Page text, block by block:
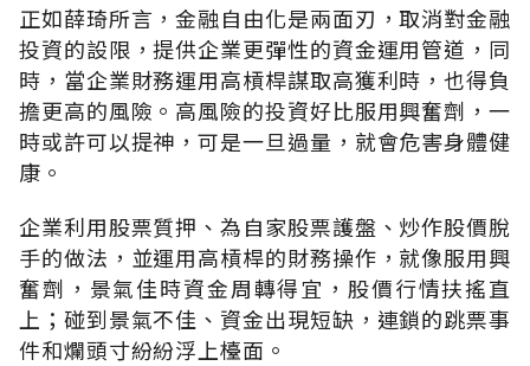
正如薛琦所言，金融自由化是兩面刃，取消對金融
投資的設限，提供企業更彈性的資金運用管道，同
時，當企業財務運用高槓桿謀取高獲利時，也得負
擔更高的風險。高風險的投資好比服用興奮劑，一
時或許可以提神，可是一旦過量，就會危害身體健
康。
企業利用股票質押、為自家股票護盤、炒作股價脫
手的做法，並運用高槓桿的財務操作，就像服用興
奮劑，景氣佳時資金周轉得宜，股價行情扶搖直
上；碰到景氣不佳、資金出現短缺，連鎖的跳票事
件和爛頭寸紛紛浮上檯面。